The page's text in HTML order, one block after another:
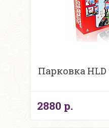
Парковка HLD
2880 р.